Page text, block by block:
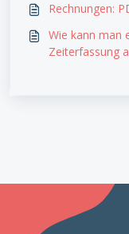
Rechnungen:
Wie kann man
Zeiterfassung